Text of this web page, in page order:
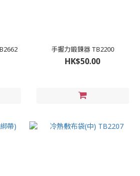
手握力鍛鍊器 TB2200
HK$50.00